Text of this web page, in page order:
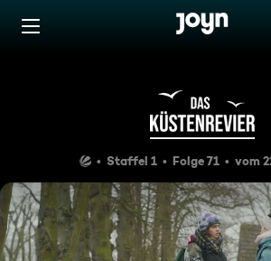
Zum Inhalt springen
Kaltblütig
Staffel 1 Folge 71 vom